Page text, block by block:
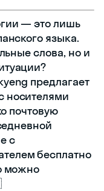
— это лишь
языка.
слова, но и
предлагает
носителями
почтовую
с
бесплатно
можно